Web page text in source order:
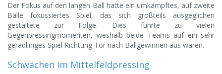
Der Fokus auf den langen Ball hatte ein umkämpftes, auf zweite
Bälle fokussiertes Spiel, das sich großteils ausgeglichen
gestaltete zur Folge. Dies führte zu vielen
Gegenpressingmomenten, weshalb beide Teams auf ein sehr
geradliniges Spiel Richtung Tor nach Ballgewinnen aus waren.
Schwächen im Mittelfeldpressing